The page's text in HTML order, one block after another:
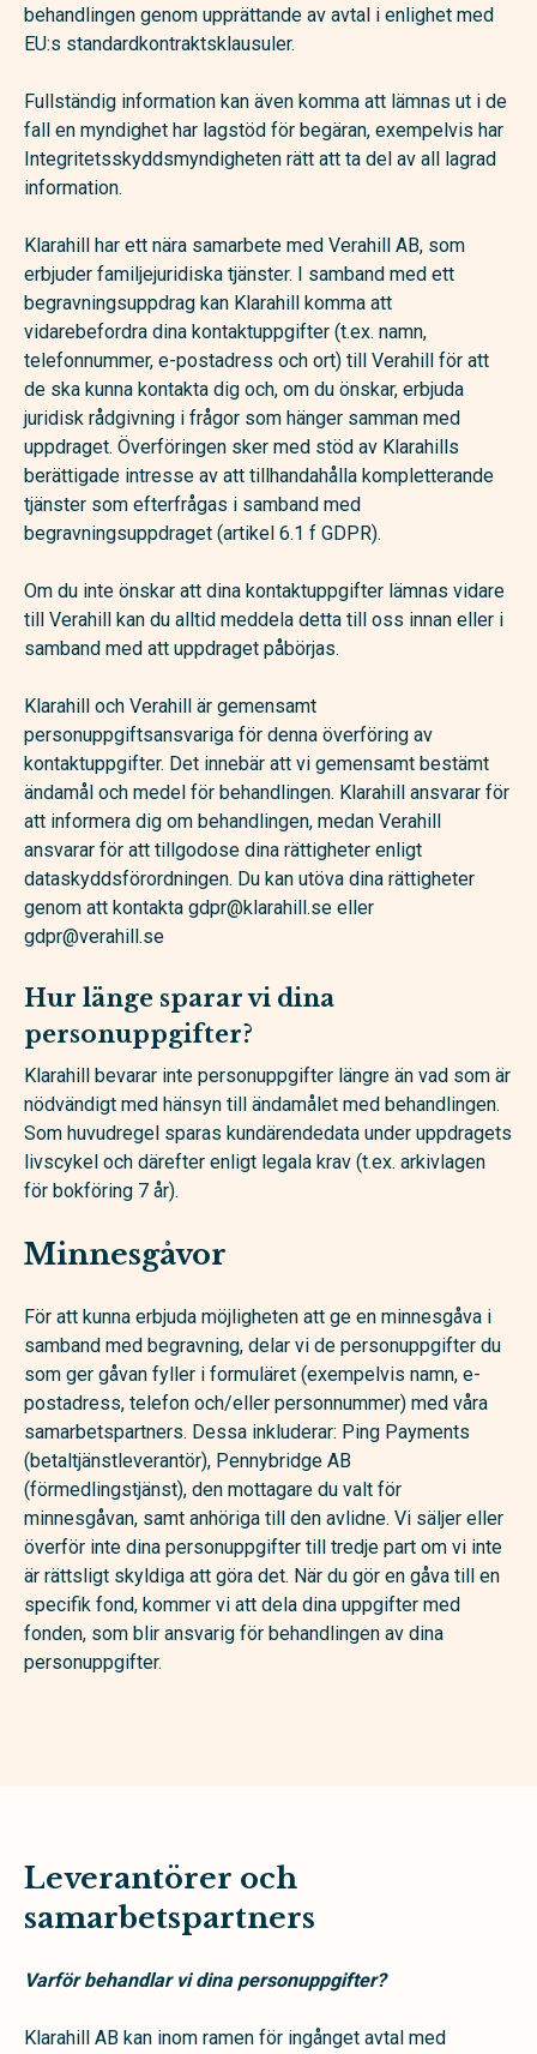
behandlingen genom upprättande av avtal i enlighet med
EU:s standardkontraktsklausuler.
Fullständig information kan även komma att lämnas ut i de
fall en myndighet har lagstöd för begäran, exempelvis har
Integritetsskyddsmyndigheten rätt att ta del av all lagrad
information.
Klarahill har ett nära samarbete med Verahill AB, som
erbjuder familjejuridiska tjänster. I samband med ett
begravningsuppdrag kan Klarahill komma att
vidarebefordra dina kontaktuppgifter (t.ex. namn,
telefonnummer, e-postadress och ort) till Verahill för att
de ska kunna kontakta dig och, om du önskar, erbjuda
juridisk rådgivning i frågor som hänger samman med
uppdraget. Överföringen sker med stöd av Klarahills
berättigade intresse av att tillhandahålla kompletterande
tjänster som efterfrågas i samband med
begravningsuppdraget (artikel 6.1 f GDPR).
Om du inte önskar att dina kontaktuppgifter lämnas vidare
till Verahill kan du alltid meddela detta till oss innan eller i
samband med att uppdraget påbörjas.
Klarahill och Verahill är gemensamt
personuppgiftsansvariga för denna överföring av
kontaktuppgifter. Det innebär att vi gemensamt bestämt
ändamål och medel för behandlingen. Klarahill ansvarar för
att informera dig om behandlingen, medan Verahill
ansvarar för att tillgodose dina rättigheter enligt
dataskyddsförordningen. Du kan utöva dina rättigheter
genom att kontakta gdpr@klarahill.se eller
gdpr@verahill.se
Hur länge sparar vi dina
personuppgifter?
Klarahill bevarar inte personuppgifter längre än vad som är
nödvändigt med hänsyn till ändamålet med behandlingen.
Som huvudregel sparas kundärendedata under uppdragets
livscykel och därefter enligt legala krav (t.ex. arkivlagen
för bokföring 7 år).
Minnesgåvor
För att kunna erbjuda möjligheten att ge en minnesgåva i
samband med begravning, delar vi de personuppgifter du
som ger gåvan fyller i formuläret (exempelvis namn, e-
postadress, telefon och/eller personnummer) med våra
samarbetspartners. Dessa inkluderar: Ping Payments
(betaltjänstleverantör), Pennybridge AB
(förmedlingstjänst), den mottagare du valt för
minnesgåvan, samt anhöriga till den avlidne. Vi säljer eller
överför inte dina personuppgifter till tredje part om vi inte
är rättsligt skyldiga att göra det. När du gör en gåva till en
specifik fond, kommer vi att dela dina uppgifter med
fonden, som blir ansvarig för behandlingen av dina
personuppgifter.
Leverantörer och
samarbetspartners
Varför behandlar vi dina personuppgifter?
Klarahill AB kan inom ramen för ingånget avtal med